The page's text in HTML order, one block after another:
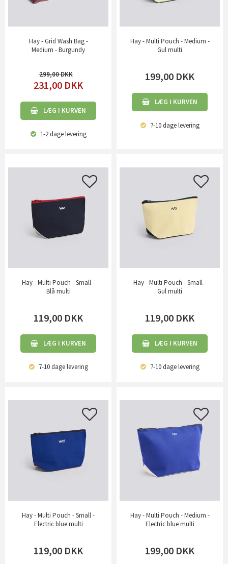
Hay - Grid Wash Bag -
Medium - Burgundy
299,00
231,00 DKK
LÆG I KURVEN
1-2 dagelevering
Hay - Multi Pouch - Medium -
Gul multi
199,00 DKK
LÆG I KURVEN
7-10 dagelevering
Hay - Multi Pouch - Small -
Blå multi
119,00 DKK
LÆG I KURVEN
7-10 dagelevering
Hay - Multi Pouch - Small -
Gul multi
119,00 DKK
LÆG I KURVEN
7-10 dagelevering
Hay - Multi Pouch - Small -
Electric blue multi
119,00 DKK
Hay - Multi Pouch - Medium -
Electric blue multi
199,00 DKK